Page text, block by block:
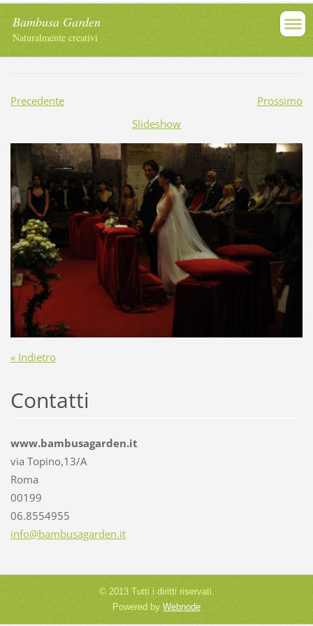
Bambusa Garden
Naturalmente creativi
Precedente
Prossimo
Slideshow
« Indietro
Contatti
www.bambusagarden.it
via Topino,13/A
Roma
00199
06.8554955
info@bambusagarden.it
© 2013 Tutti i diritti riservati.
Powered by Webnode